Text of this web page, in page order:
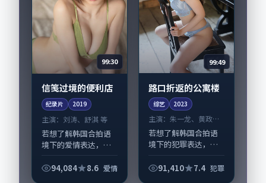
99:30
信笺过境的便利店
纪录片 2019
主演： 刘涛、舒淇 等
若想了解韩国合拍语
境下的爱情表达，
店》值得关注：剧情
94,084 8.6 爱情
99:49
路口折返的公寓楼
综艺 2023
主演：朱一龙、黄政民
等
若想了解韩国合拍语
境下的犯罪表达，
楼》值得关注：剧情
91,410 7.4 犯罪